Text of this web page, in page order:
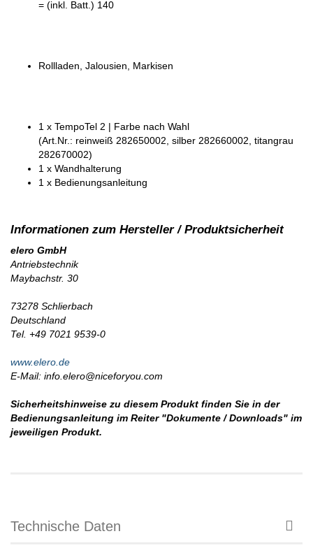
= (inkl. Batt.) 140
Rollladen, Jalousien, Markisen
1 x TempoTel 2 | Farbe nach Wahl
(Art.Nr.: reinweiß 282650002, silber 282660002, titangrau
282670002)
1 x Wandhalterung
1 x Bedienungsanleitung
elero GmbH
Antriebstechnik
Maybachstr. 30
73278 Schlierbach
Deutschland
Tel. +49 7021 9539-0
www.elero.de
E-Mail: info.elero@niceforyou.com
Sicherheitshinweise zu diesem Produkt finden Sie in der
Bedienungsanleitung im Reiter "Dokumente / Downloads" im
jeweiligen Produkt.
Technische Daten